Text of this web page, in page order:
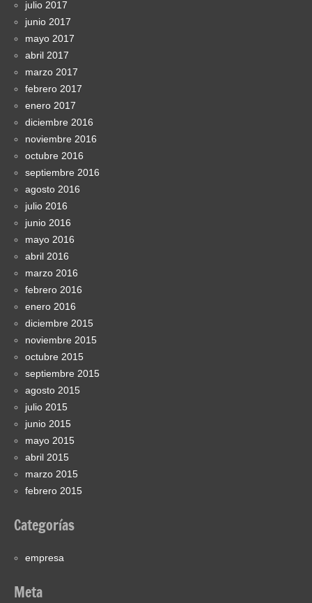
julio 2017
junio 2017
mayo 2017
abril 2017
marzo 2017
febrero 2017
enero 2017
diciembre 2016
noviembre 2016
octubre 2016
septiembre 2016
agosto 2016
julio 2016
junio 2016
mayo 2016
abril 2016
marzo 2016
febrero 2016
enero 2016
diciembre 2015
noviembre 2015
octubre 2015
septiembre 2015
agosto 2015
julio 2015
junio 2015
mayo 2015
abril 2015
marzo 2015
febrero 2015
Categorías
empresa
Meta